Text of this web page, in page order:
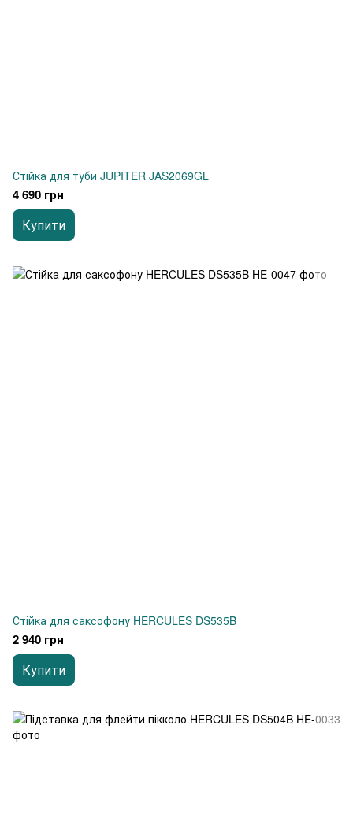
Стійка для туби JUPITER JAS2069GL
4 690 грн
Купити
Стійка для саксофону HERCULES DS535B
2 940 грн
Купити